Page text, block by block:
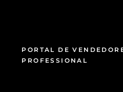
PORTAL DE
PROFESSIONAL